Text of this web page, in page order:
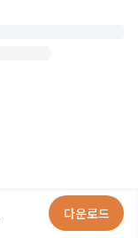
다운로드